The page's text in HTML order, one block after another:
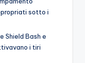
sotto i
Shield Bash e
i tiri